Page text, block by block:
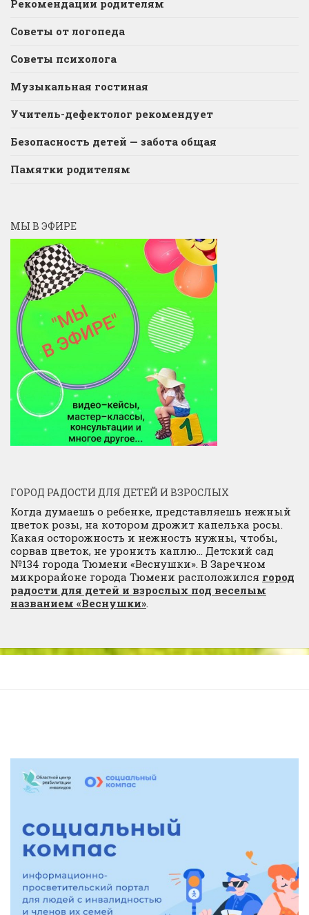
Рекомендации родителям
Советы от логопеда
Советы психолога
Музыкальная гостиная
Учитель-дефектолог рекомендует
Безопасность детей — забота общая
Памятки родителям
МЫ В ЭФИРЕ
ГОРОД РАДОСТИ ДЛЯ ДЕТЕЙ И ВЗРОСЛЫХ
Когда думаешь о ребенке, представляешь нежный
цветок розы, на котором дрожит капелька росы.
Какая осторожность и нежность нужны, чтобы,
сорвав цветок, не уронить каплю… Детский сад
№134 города Тюмени «Веснушки». В Заречном
микрорайоне города Тюмени расположился город
радости для детей и взрослых под веселым
названием «Веснушки».